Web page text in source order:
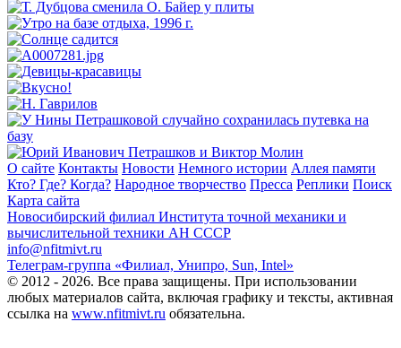
О сайте Контакты Новости Немного истории Аллея памяти
Кто? Где? Когда? Народное творчество Пресса Реплики Поиск
Карта сайта
Новосибирский филиал Института точной механики и
вычислительной техники АН СССР
info@nfitmivt.ru
Телеграм-группа «Филиал, Унипро, Sun, Intel»
© 2012 - 2026. Все права защищены. При использовании
любых материалов сайта, включая графику и тексты, активная
ссылка на www.nfitmivt.ru обязательна.